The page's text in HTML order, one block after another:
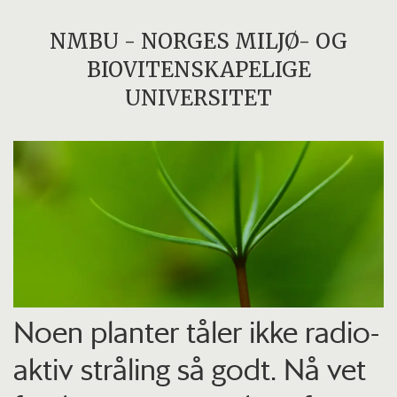
NMBU - NORGES MILJØ- OG
BIOVITENSKAPELIGE
UNIVERSITET
Noen planter tåler ikke radio­
aktiv stråling så godt. Nå vet